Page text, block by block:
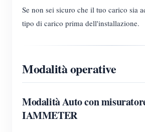
Se non sei sicuro che il tuo carico sia
tipo di carico prima dell'installazione.
Modalità operative
Modalità Auto con
IAMMETER